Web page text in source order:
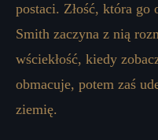
postaci. Złość, która go
Smith zaczyna z nią
wściekłość, kiedy
obmacuje, potem zaś
ziemię.